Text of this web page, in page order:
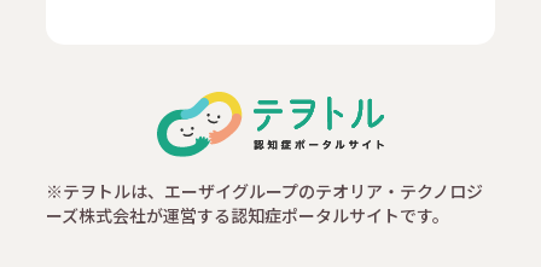
※テヲトルは、エーザイグループのテオリア・テクノロジ
ーズ株式会社が運営する認知症ポータルサイトです。